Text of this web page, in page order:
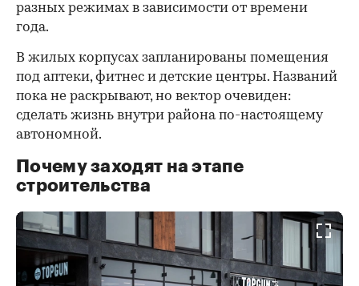
разных режимах в зависимости от времени
года.
В жилых корпусах запланированы помещения
под аптеки, фитнес и детские центры. Названий
пока не раскрывают, но вектор очевиден:
сделать жизнь внутри района по-настоящему
автономной.
Почему заходят на этапе
строительства